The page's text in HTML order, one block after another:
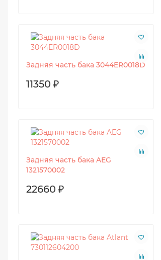
Задняя часть бака 3044ER0018D
11350 ₽
Задняя часть бака AEG
1321570002
22660 ₽